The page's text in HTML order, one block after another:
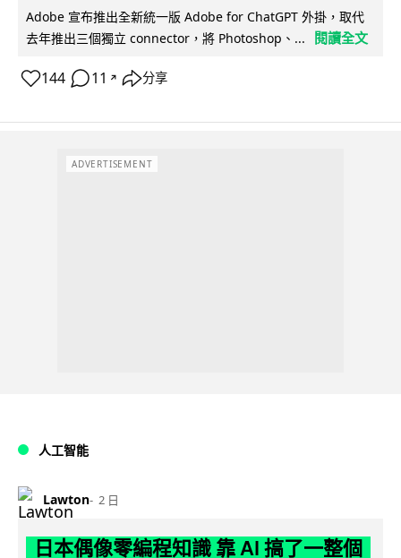
Adobe 宣布推出全新統一版 Adobe for ChatGPT 外掛，取代
去年推出三個獨立 connector，將 Photoshop、...
閱讀全文
144 11 ↗ 分享
ADVERTISEMENT
人工智能
Lawton 2 日
日本偶像零編程知識 靠 AI 搞了一整個